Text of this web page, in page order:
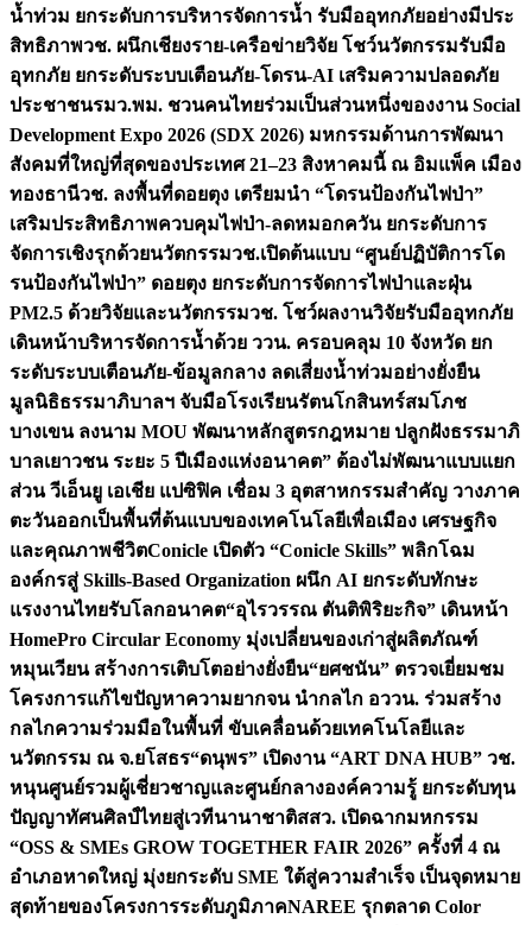
น้ำท่วม ยกระดับการบริหารจัดการน้ำ รับมืออุทกภัยอย่างมีประ
สิทธิภาพวช. ผนึกเชียงราย-เครือข่ายวิจัย โชว์นวัตกรรมรับมือ
อุทกภัย ยกระดับระบบเตือนภัย-โดรน-AI เสริมความปลอดภัย
ประชาชนรมว.พม. ชวนคนไทยร่วมเป็นส่วนหนึ่งของงาน Social
Development Expo 2026 (SDX 2026) มหกรรมด้านการพัฒนา
สังคมที่ใหญ่ที่สุดของประเทศ 21–23 สิงหาคมนี้ ณ อิมแพ็ค เมือง
ทองธานีวช. ลงพื้นที่ดอยตุง เตรียมนำ “โดรนป้องกันไฟป่า”
เสริมประสิทธิภาพควบคุมไฟป่า-ลดหมอกควัน ยกระดับการ
จัดการเชิงรุกด้วยนวัตกรรมวช.เปิดต้นแบบ “ศูนย์ปฏิบัติการโด
รนป้องกันไฟป่า” ดอยตุง ยกระดับการจัดการไฟป่าและฝุ่น
PM2.5 ด้วยวิจัยและนวัตกรรมวช. โชว์ผลงานวิจัยรับมืออุทกภัย
เดินหน้าบริหารจัดการน้ำด้วย ววน. ครอบคลุม 10 จังหวัด ยก
ระดับระบบเตือนภัย-ข้อมูลกลาง ลดเสี่ยงน้ำท่วมอย่างยั่งยืน
มูลนิธิธรรมาภิบาลฯ จับมือโรงเรียนรัตนโกสินทร์สมโภช
บางเขน ลงนาม MOU พัฒนาหลักสูตรกฎหมาย ปลูกฝังธรรมาภิ
บาลเยาวชน ระยะ 5 ปีเมืองแห่งอนาคต” ต้องไม่พัฒนาแบบแยก
ส่วน วีเอ็นยู เอเชีย แปซิฟิค เชื่อม 3 อุตสาหกรรมสำคัญ วางภาค
ตะวันออกเป็นพื้นที่ต้นแบบของเทคโนโลยีเพื่อเมือง เศรษฐกิจ
และคุณภาพชีวิตConicle เปิดตัว “Conicle Skills” พลิกโฉม
องค์กรสู่ Skills-Based Organization ผนึก AI ยกระดับทักษะ
แรงงานไทยรับโลกอนาคต“อุไรวรรณ ตันติพิริยะกิจ” เดินหน้า
HomePro Circular Economy มุ่งเปลี่ยนของเก่าสู่ผลิตภัณฑ์
หมุนเวียน สร้างการเติบโตอย่างยั่งยืน“ยศชนัน” ตรวจเยี่ยมชม
โครงการแก้ไขปัญหาความยากจน นำกลไก อววน. ร่วมสร้าง
กลไกความร่วมมือในพื้นที่ ขับเคลื่อนด้วยเทคโนโลยีและ
นวัตกรรม ณ จ.ยโสธร“ดนุพร” เปิดงาน “ART DNA HUB” วช.
หนุนศูนย์รวมผู้เชี่ยวชาญและศูนย์กลางองค์ความรู้ ยกระดับทุน
ปัญญาทัศนศิลป์ไทยสู่เวทีนานาชาติสสว. เปิดฉากมหกรรม
“OSS & SMEs GROW TOGETHER FAIR 2026” ครั้งที่ 4 ณ
อำเภอหาดใหญ่ มุ่งยกระดับ SME ใต้สู่ความสำเร็จ เป็นจุดหมาย
สุดท้ายของโครงการระดับภูมิภาคNAREE รุกตลาด Color